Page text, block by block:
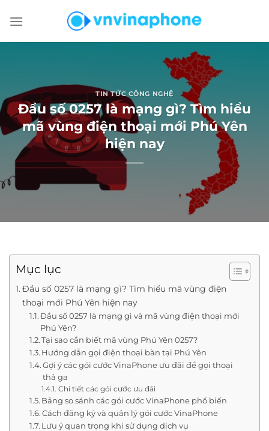
đến
TIN TỨC CÔNG NGHỆ
Đầu số 0257 là mạng gì? Tìm hiểu
mã vùng điện thoại mới Phú Yên
hiện nay
Mục lục
Đầu số 0257 là mạng gì? Tìm hiểu mã vùng điện
thoại mới Phú Yên hiện nay
Đầu số 0257 là mạng gì và mã vùng điện thoại mới
Phú Yên?
Tại sao cần biết mã vùng Phú Yên 0257?
Hướng dẫn gọi điện thoại bàn tại Phú Yên
Gợi ý các gói cước VinaPhone ưu đãi để gọi thoại
thả ga
Chi tiết các gói cước ưu đãi
Bảng so sánh các gói cước VinaPhone phổ biến
Cách đăng ký và quản lý gói cước VinaPhone
Lưu ý quan trọng khi sử dụng dịch vụ